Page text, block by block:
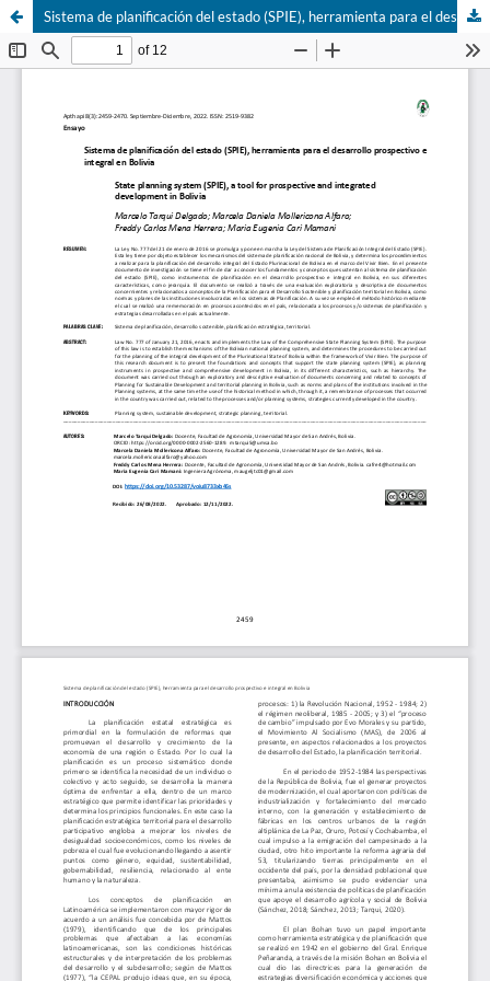
Sistema de planificación del estado (SPIE), herramienta para el desarrollo prospectivo e integral en Bolivia